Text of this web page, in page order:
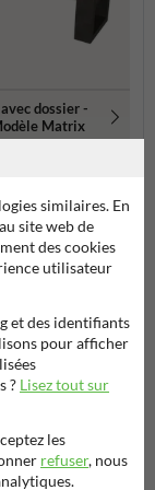
dossier -
Matrix
similaires. En
site web de
des cookies
utilisateur
et des identifiants
pour afficher
? Lisez tout sur
les
refuser, nous